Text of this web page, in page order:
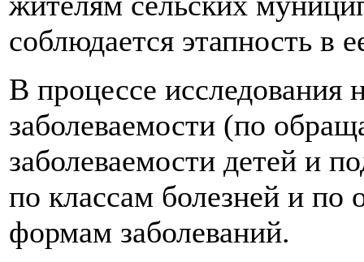
соблюдается этапность в
В процессе исследования
заболеваемости (по
заболеваемости детей и
по классам болезней и по
формам заболеваний.